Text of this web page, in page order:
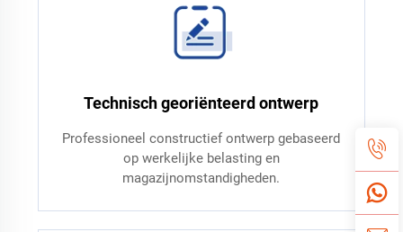
Technisch georiënteerd ontwerp
Professioneel constructief ontwerp gebaseerd
op werkelijke belasting en
magazijnomstandigheden.